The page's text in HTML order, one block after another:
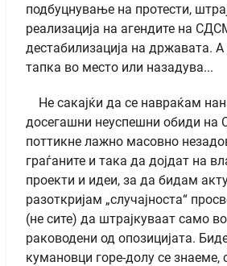
подбуцнување на протести,
реализација на агендите на
дестабилизација на државата.
тапка во место или назадува...
Не сакајќи да се навраќам
досегашни неуспешни обиди
поттикне лажно масовно
граѓаните и така да дојдат на
проекти и идеи, за да бидам
разоткријам „случајноста“
(не сите) да штрајкуваат само
раководени од опозицијата.
кумановци горе-долу се знаеме,